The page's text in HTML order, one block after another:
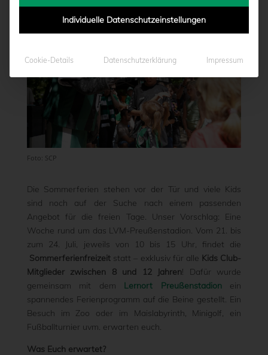
Foto: SCP
Die Sommerferien stehen vor der Tür und viele Kids
sind noch auf der Suche nach einem passenden
Angebot für die freien Tage. Unser Vorschlag: Eine
Woche rund um das LVM-Preußenstadion. Vom 21. bis
zum 24. Juli, jeweils von 10 bis 15 Uhr, findet die
Sommerferienfreizeitstatt – exklusiv für alle Kids Club-
Mitglieder zwischen 8 und 12 Jahren! Dafür wurde
gemeinsam mit dem Lernort Preußenstadionein
spannendes Ferienprogramm auf die Beine gestellt. Ein
Besuch im Zoo oder im Maislabyrinth, Minigolf, ein
Fußballturnier uvm. erwarten euch.
Was Euch erwartet?
Individuelle Datenschutzeinstellungen
Cookie-Details Datenschutzerklärung Impressum